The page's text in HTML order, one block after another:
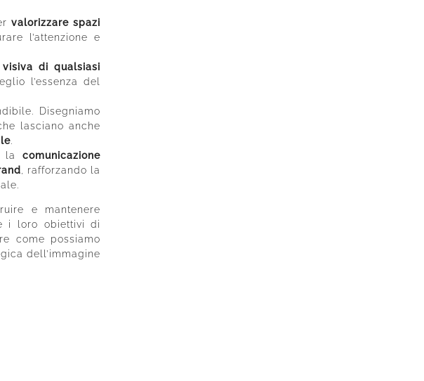
valorizzare spazi
l’attenzione e
di qualsiasi
l’essenza del
Disegniamo
lasciano anche
.
la
comunicazione
, rafforzando la
e mantenere
i loro obiettivi di
come possiamo
dell’immagine